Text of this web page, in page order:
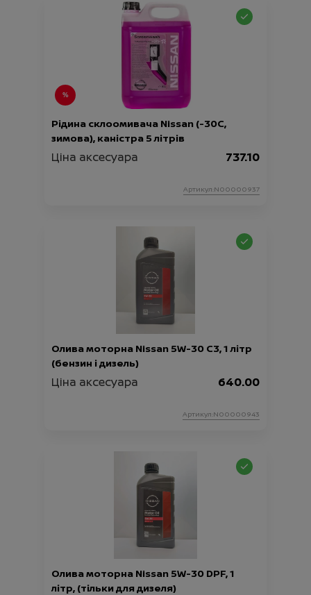
Рідина склоомивача Nissan (-30C,
зимова), каністра 5 літрів
Ціна аксесуара 737.10
Артикул:N00000937
Олива моторна Nissan 5W-30 C3, 1 літр
(бензин і дизель)
Ціна аксесуара 640.00
Артикул:N00000943
Олива моторна Nissan 5W-30 DPF, 1
літр, (тільки для дизеля)